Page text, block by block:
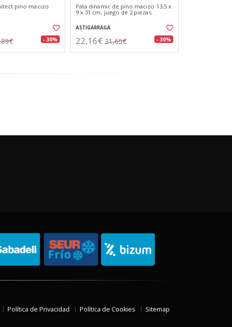
pino macizo
- 30%
Pata dinamic de pino macizo 13,5 x
9 x 31 cm, juego de 2 piezas
ASTIGARRAGA
22,16€ 31,65€ - 30%
Política de Privacidad Política de Cookies Sitemap